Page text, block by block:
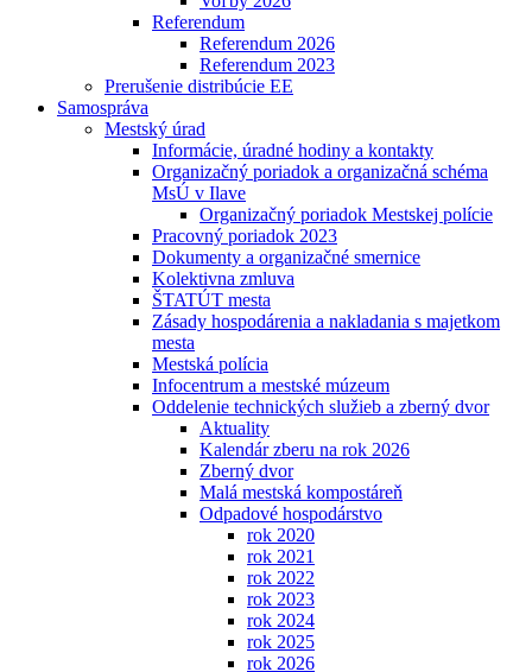
Referendum
Referendum 2026
Referendum 2023
Prerušenie distribúcie EE
Samospráva
Mestský úrad
Informácie, úradné hodiny a kontakty
Organizačný poriadok a organizačná schéma
MsÚ v Ilave
Organizačný poriadok Mestskej polície
Pracovný poriadok 2023
Dokumenty a organizačné smernice
Kolektivna zmluva
ŠTATÚT mesta
Zásady hospodárenia a nakladania s majetkom
mesta
Mestská polícia
Infocentrum a mestské múzeum
Oddelenie technických služieb a zberný dvor
Aktuality
Kalendár zberu na rok 2026
Zberný dvor
Malá mestská kompostáreň
Odpadové hospodárstvo
rok 2020
rok 2021
rok 2022
rok 2023
rok 2024
rok 2025
rok 2026